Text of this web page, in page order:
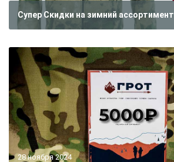
Супер Скидки на зимний ассортимент
28 ноября 2024